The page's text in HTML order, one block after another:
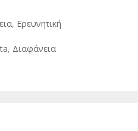
, Ερευνητική
, Διαφάνεια